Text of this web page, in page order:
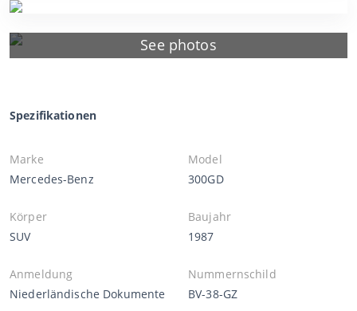
See photos
Spezifikationen
Marke
Mercedes-Benz
Model
300GD
Körper
SUV
Baujahr
1987
Anmeldung
Niederländische Dokumente
Nummernschild
BV-38-GZ